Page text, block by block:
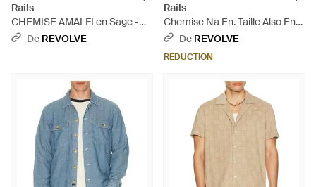
Rails
CHEMISE AMALFI en Sage -
Blanc
De REVOLVE
Rails
Chemise Na En. Taille Also En
S, M, Xl/1X - Bleu
De REVOLVE
RÉDUCTION